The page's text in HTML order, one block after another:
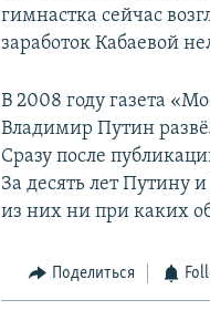
гимнастка сейчас
заработок Кабаевой
В 2008 году газета
Владимир Путин
Сразу после
За десять лет Путину
из них ни при каких
Поделиться